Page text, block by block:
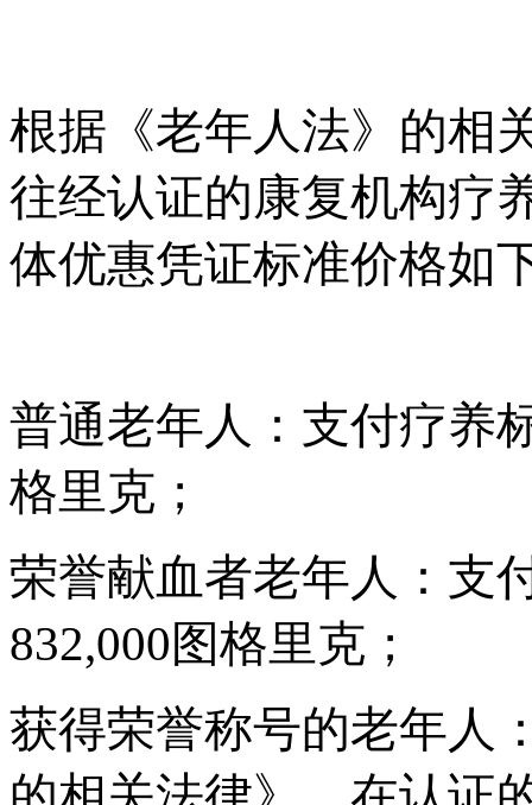
根据《老年人法》的相
往经认证的康复机构疗
体优惠凭证标准价格如
普通老年人：支付疗养
格里克；
荣誉献血者老年人：支
832,000图格里克；
获得荣誉称号的老年人